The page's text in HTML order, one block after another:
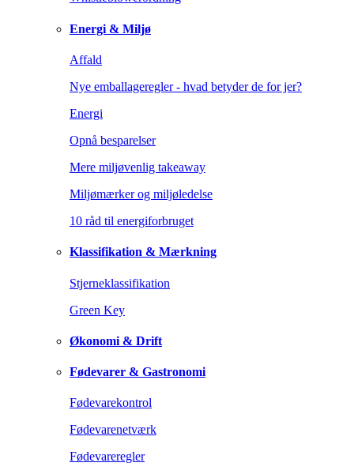
Energi & Miljø
Affald
Nye emballageregler - hvad betyder de for jer?
Energi
Opnå besparelser
Mere miljøvenlig takeaway
Miljømærker og miljøledelse
10 råd til energiforbruget
Klassifikation & Mærkning
Stjerneklassifikation
Green Key
Økonomi & Drift
Fødevarer & Gastronomi
Fødevarekontrol
Fødevarenetværk
Fødevareregler